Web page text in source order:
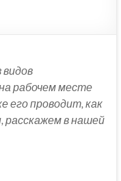
рабочем месте
его проводит, как
в нашей